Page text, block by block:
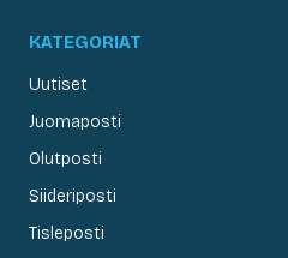
KATEGORIAT
Uutiset
Juomaposti
Olutposti
Siideriposti
Tisleposti